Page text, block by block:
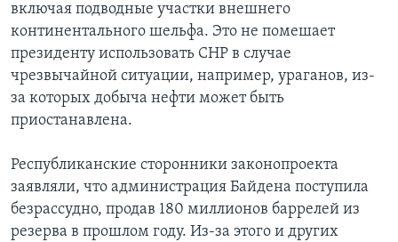
включая подводные участки внешнего
континентального шельфа. Это не помешает
президенту использовать СНР в случае
чрезвычайной ситуации, например, ураганов, из-
за которых добыча нефти может быть
приостанавлена.
Республиканские сторонники законопроекта
заявляли, что администрация Байдена поступила
безрассудно, продав 180 миллионов баррелей из
резерва в прошлом году. Из-за этого и других